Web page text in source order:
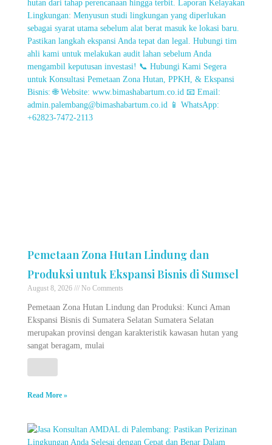
Pemetaan Zona Hutan Lindung dan
Produksi untuk Ekspansi Bisnis di Sumsel
August 8, 2026 No Comments
Pemetaan Zona Hutan Lindung dan Produksi: Kunci Aman
Ekspansi Bisnis di Sumatera Selatan Sumatera Selatan
merupakan provinsi dengan karakteristik kawasan hutan yang
sangat beragam, mulai
Read More »